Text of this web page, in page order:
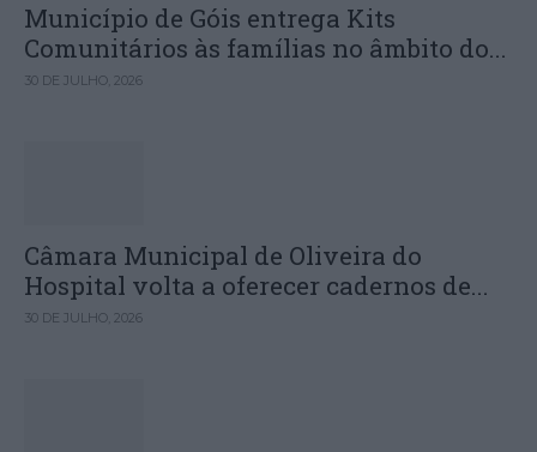
Município de Góis entrega Kits
Comunitários às famílias no âmbito do...
30 DE JULHO, 2026
Câmara Municipal de Oliveira do
Hospital volta a oferecer cadernos de...
30 DE JULHO, 2026